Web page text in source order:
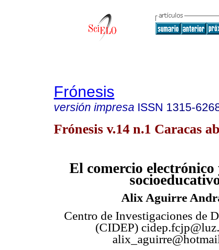
Frónesis
versión impresa ISSN 1315-
Frónesis v.14 n.1 Caracas
El comercio
Alix Aguirre
Centro de Investigaciones de
(CIDEP)